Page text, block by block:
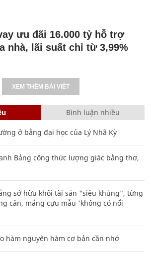
ưu đãi 16.000 tỷ hỗ trợ
nhà, lãi suất chỉ từ 3,99%
XEM THÊM BÀI VIẾT
Bình luận nhiều
ở bằng đại học của Lý Nhã Kỳ
Bảng công thức lượng giác bằng thơ,
sở hữu khối tài sản "siêu khủng", từng
cân, mắng cựu mẫu 'không có nổi
hàm nguyên hàm cơ bản cần nhớ